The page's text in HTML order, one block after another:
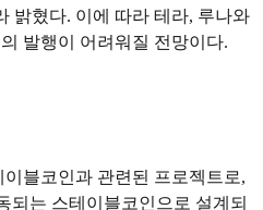
밝혔다. 이에 따라 테라, 루나와
발행이 어려워질 전망이다.
블코인과 관련된 프로젝트로,
되는 스테이블코인으로 설계되